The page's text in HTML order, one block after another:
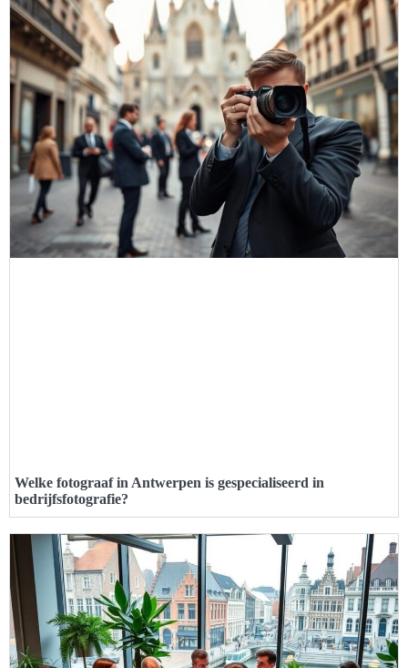
Welke fotograaf in Antwerpen is gespecialiseerd in
bedrijfsfotografie?